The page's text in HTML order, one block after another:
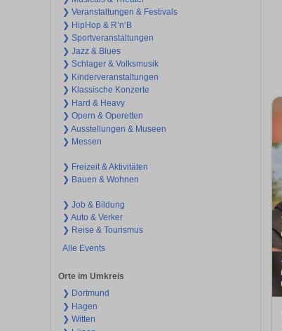
❯ Veranstaltungen & Festivals
❯ HipHop & R’n‘B
❯ Sportveranstaltungen
❯ Jazz & Blues
❯ Schlager & Volksmusik
❯ Kinderveranstaltungen
❯ Klassische Konzerte
❯ Hard & Heavy
❯ Opern & Operetten
❯ Ausstellungen & Museen
❯ Messen
❯ Freizeit & Aktivitäten
❯ Bauen & Wohnen
❯ Job & Bildung
❯ Auto & Verker
❯ Reise & Tourismus
Alle Events
Orte im Umkreis
❯ Dortmund
❯ Hagen
❯ Witten